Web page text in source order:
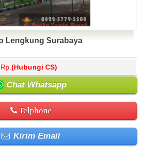
Lengkung Surabaya
Rp. (Hubungi CS)
Chat Whatsapp
Telphone
Kirim Email